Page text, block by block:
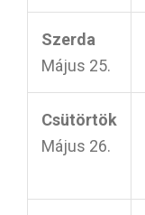
Szerda
Május 25.
Csütörtök
Május 26.